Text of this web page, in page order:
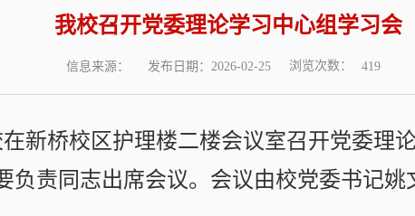
我校召开党委理论学习中心组学习会
信息来源： 发布日期：2026-02-25 浏览次数： 419
新桥校区护理楼二楼会议室召开党委理
负责同志出席会议。会议由校党委书记姚